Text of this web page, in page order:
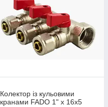
Колектор із кульовими
кранами FADO 1" x 16x5